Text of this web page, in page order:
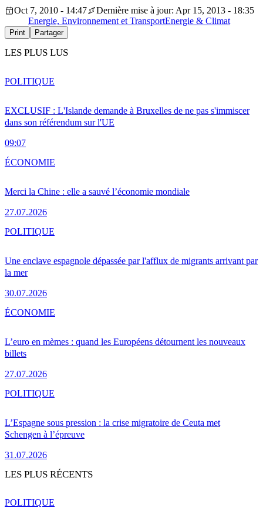
Oct 7, 2010 - 14:47
Dernière mise à jour: Apr 15, 2013 - 18:35
Energie, Environnement et TransportEnergie & Climat
Print Partager
LES PLUS LUS
EXCLUSIF : L'Islande demande à Bruxelles de ne pas s'immiscer
dans son référendum sur l'UE
09:07
POLITIQUE
Merci la Chine : elle a sauvé l’économie mondiale
27.07.2026
ÉCONOMIE
Une enclave espagnole dépassée par l'afflux de migrants arrivant par
la mer
30.07.2026
POLITIQUE
L’euro en mèmes : quand les Européens détournent les nouveaux
billets
27.07.2026
ÉCONOMIE
L’Espagne sous pression : la crise migratoire de Ceuta met
Schengen à l’épreuve
31.07.2026
POLITIQUE
LES PLUS RÉCENTS
POLITIQUE